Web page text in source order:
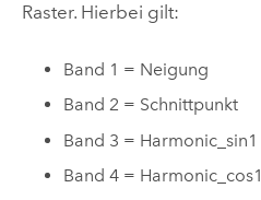
Raster. Hierbei gilt:
Band 1 = Neigung
Band 2 = Schnittpunkt
Band 3 = Harmonic_sin1
Band 4 = Harmonic_cos1